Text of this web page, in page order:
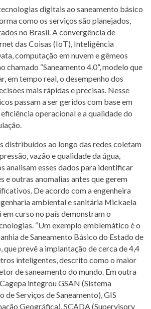
digitais ao saneamento básico
como os serviços são planejados,
no Brasil. A convergência de
das Coisas (IoT), Inteligência
computação em nuvem e gêmeos
chamado “Saneamento 4.0”, modelo que
em tempo real, o desempenho dos
mais rápidas e precisas. Nesse
passam a ser geridos com base em
operacional e a qualidade do
distribuídos ao longo das redes coletam
vazão e qualidade da água,
analisam esses dados para identificar
e outras anomalias antes que gerem
De acordo com a engenheira
ambiental e sanitária Mickaela
curso no país demonstram o
“Um exemplo emblemático é o
de Saneamento Básico do Estado de
que prevê a implantação de cerca de 4,4
inteligentes, descrito como o maior
de saneamento do mundo. Em outra
integrou GSAN (Sistema
de Serviços de Saneamento), GIS
Geográfica), SCADA (Supervisory